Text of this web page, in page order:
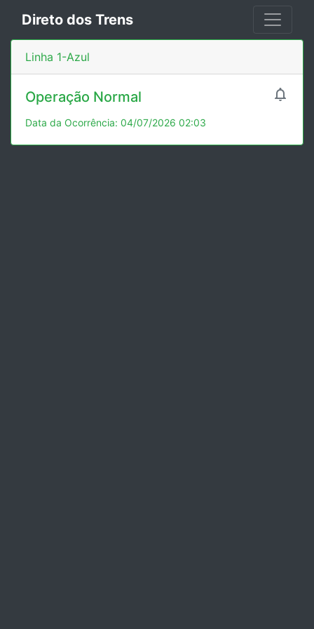
Direto dos Trens
Linha 1-Azul

Operação Normal
Data da Ocorrência: 04/07/2026 02:03